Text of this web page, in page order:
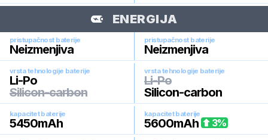
ENERGIJA
pristupačnost baterije
Neizmenjiva
pristupačnost baterije
Neizmenjiva
vrsta tehnologije baterije
Li-Po
Silicon-carbon
vrsta tehnologije baterije
Li-Po
Silicon-carbon
kapacitet baterije
5450mAh
kapacitet baterije
5600mAh 3%